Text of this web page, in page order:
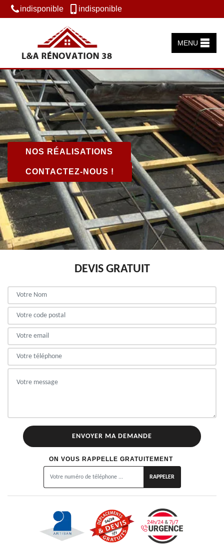
indisponible indisponible
MENU
NOS RÉALISATIONS
CONTACTEZ-NOUS !
DEVIS GRATUIT
ON VOUS RAPPELLE GRATUITEMENT